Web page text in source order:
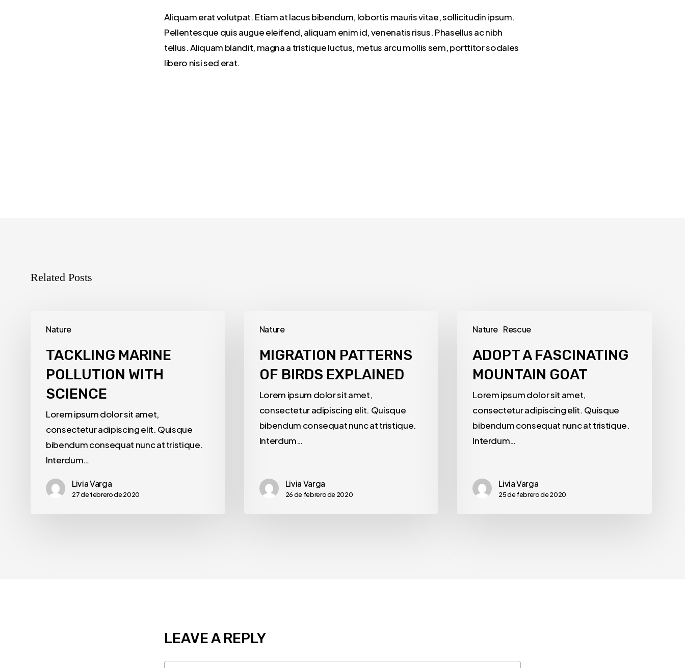
Aliquam erat volutpat. Etiam at lacus bibendum, lobortis mauris vitae, sollicitudin ipsum.
Pellentesque quis augue eleifend, aliquam enim id, venenatis risus. Phasellus ac nibh
tellus. Aliquam blandit, magna a tristique luctus, metus arcu mollis sem, porttitor sodales
libero nisi sed erat.
Related Posts
Nature
TACKLING MARINE
POLLUTION WITH
SCIENCE
Lorem ipsum dolor sit amet,
consectetur adipiscing elit. Quisque
bibendum consequat nunc at tristique.
Interdum…
Livia Varga
27 de febrero de 2020
Nature
MIGRATION PATTERNS
OF BIRDS EXPLAINED
Lorem ipsum dolor sit amet,
consectetur adipiscing elit. Quisque
bibendum consequat nunc at tristique.
Interdum…
Livia Varga
26 de febrero de 2020
Nature Rescue
ADOPT A FASCINATING
MOUNTAIN GOAT
Lorem ipsum dolor sit amet,
consectetur adipiscing elit. Quisque
bibendum consequat nunc at tristique.
Interdum…
Livia Varga
25 de febrero de 2020
LEAVE A REPLY